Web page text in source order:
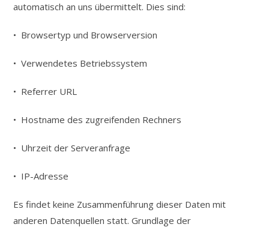
automatisch an uns übermittelt. Dies sind:
• Browsertyp und Browserversion
• Verwendetes Betriebssystem
• Referrer URL
• Hostname des zugreifenden Rechners
• Uhrzeit der Serveranfrage
• IP-Adresse
Es findet keine Zusammenführung dieser Daten mit
anderen Datenquellen statt. Grundlage der